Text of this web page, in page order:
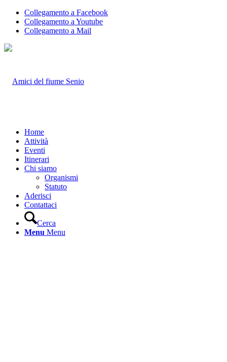
Collegamento a Facebook
Collegamento a Youtube
Collegamento a Mail
Home
Attività
Eventi
Itinerari
Chi siamo
Organismi
Statuto
Aderisci
Contattaci
Cerca
Menu Menu